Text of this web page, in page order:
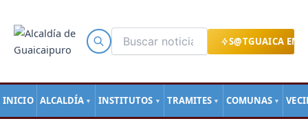
S@TGUAICA EN
INICIO ALCALDÍA ▼ INSTITUTOS ▼ TRAMITES ▼ COMUNAS ▼
contenido